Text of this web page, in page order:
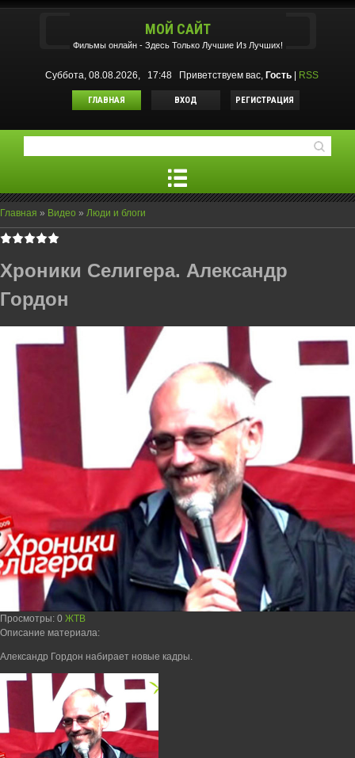
МОЙ САЙТ
Фильмы oнлайн - Здесь Только Лучшие Из Лучших!
Суббота, 08.08.2026, 17:48 Приветствуем вас, Гость| RSS
ГЛАВНАЯ ВХОД РЕГИСТРАЦИЯ
Главная » Видео » Люди и блоги
Хроники Селигера. Александр
Гордон
Просмотры: 0 ЖТВ
Описание материала:
Александр Гордон набирает новые кадры.